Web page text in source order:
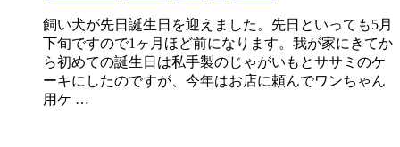
飼い犬が先日誕生日を迎えました。先日といっても5月
下旬ですので1ヶ月ほど前になります。我が家にきてか
ら初めての誕生日は私手製のじゃがいもとササミのケ
ーキにしたのですが、今年はお店に頼んでワンちゃん
用ケ …